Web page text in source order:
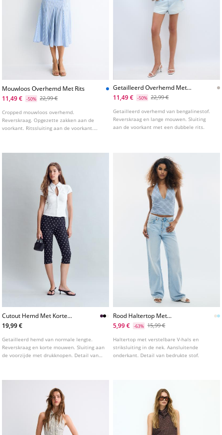
Mouwloos Overhemd Met Rits
11,49 €
-50% 22,99 €
Cropped mouwloos overhemd.
Reverskraag. Opgezette zakken aan de
voorkant. Ritssluiting aan de voorkant.
Getailleerd Overhemd Met
Dubbele Rits En Bengaline
11,49 € -50% 22,99 €
Getailleerd overhemd van bengalinestof.
Reverskraag en lange mouwen. Sluiting
aan de voorkant met een dubbele rits.
Cutout Hemd Met Korte
Mouwen
19,99 €
Getailleerd hemd van normale lengte.
Reverskraag en korte mouwen. Sluiting aan
de voorzijde met drukknopen. Detail van
Rood Haltertop Met
Stippenprint
5,99 € -63% 15,99 €
Haltertop met verstelbare V-hals en
striksluiting in de nek. Aansluitende
onderkant. Detail van bedrukte stof.